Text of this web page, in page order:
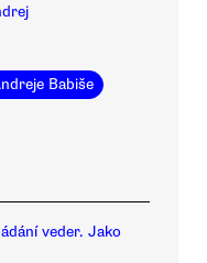
Babiše
veder. Jako